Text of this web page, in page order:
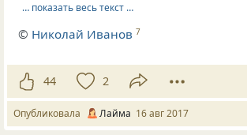
… показать весь текст …
© Николай Иванов 7
44 2
Опубликовала Лайма 16 авг 2017